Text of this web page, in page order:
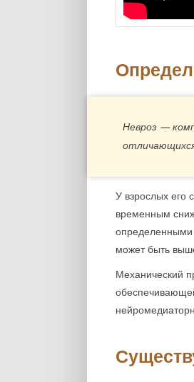
Невроз —
У взрослых его
временным
определенными
может быть
Механический